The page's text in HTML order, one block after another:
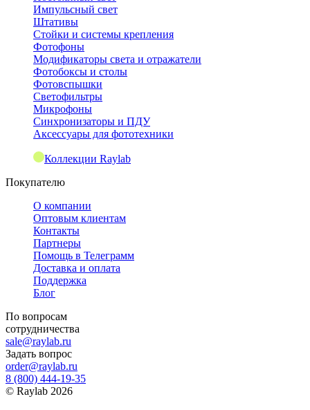
Импульсный свет
Штативы
Стойки и системы крепления
Фотофоны
Модификаторы света и отражатели
Фотобоксы и столы
Фотовспышки
Светофильтры
Микрофоны
Синхронизаторы и ПДУ
Аксессуары для фототехники
Коллекции Raylab
Покупателю
О компании
Оптовым клиентам
Контакты
Партнеры
Помощь в Телеграмм
Доставка и оплата
Поддержка
Блог
По вопросам
сотрудничества
sale@raylab.ru
Задать вопрос
order@raylab.ru
8 (800) 444-19-35
© Raylab 2026